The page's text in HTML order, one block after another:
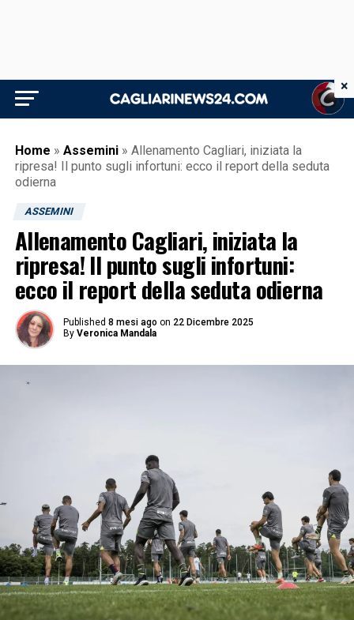
Home » Assemini » Allenamento Cagliari, iniziata la
ripresa! Il punto sugli infortuni: ecco il report della seduta
odierna
ASSEMINI
Allenamento Cagliari, iniziata la
ripresa! Il punto sugli infortuni:
ecco il report della seduta odierna
Published 8 mesi ago on 22 Dicembre 2025
By Veronica Mandala
×